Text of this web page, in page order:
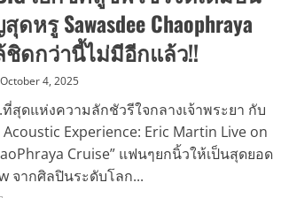
ง
ตกรรม
ยน
ะ
ดหรู Sawasdee Chaophraya
ชิดกว่านี้ไม่มีอีกแล้ว!!
October 4, 2025
สุดแห่งความลักชัวรีใจกลางเจ้าพระยา กับ
Experience: Eric Martin Live on
Cruise” แฟนๆยกนิ้วให้เป็นสุดยอด
จากศิลปินระดับโลก...